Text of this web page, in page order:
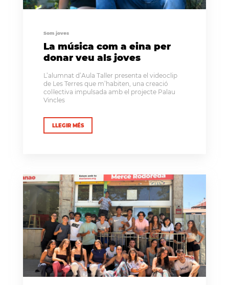
Som joves
La música com a eina per
donar veu als joves
L’alumnat d’Aula Taller presenta el videoclip
de Les Terres que m’habiten, una creació
col·lectiva impulsada amb el projecte Palau
Vincles
LLEGIR MÉS